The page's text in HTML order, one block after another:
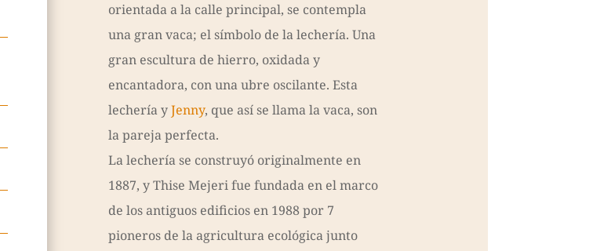
orientada a la calle principal, se contempla
una gran vaca; el símbolo de la lechería. Una
gran escultura de hierro, oxidada y
encantadora, con una ubre oscilante. Esta
lechería yJenny, que así se llama la vaca, son
la pareja perfecta.
La lechería se construyó originalmente en
1887, y Thise Mejeri fue fundada en el marco
de los antiguos edificios en 1988 por 7
pioneros de la agricultura ecológica junto